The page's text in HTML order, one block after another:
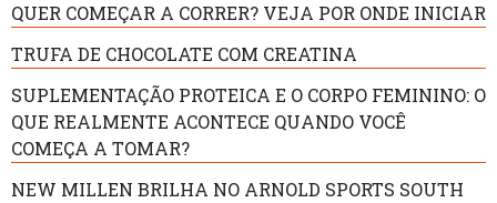
QUER COMEÇAR A CORRER? VEJA POR ONDE INICIAR
TRUFA DE CHOCOLATE COM CREATINA
SUPLEMENTAÇÃO PROTEICA E O CORPO FEMININO: O
QUE REALMENTE ACONTECE QUANDO VOCÊ
COMEÇA A TOMAR?
NEW MILLEN BRILHA NO ARNOLD SPORTS SOUTH